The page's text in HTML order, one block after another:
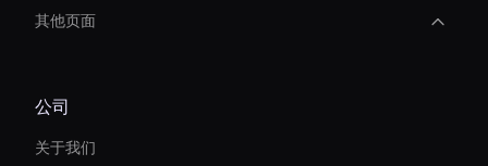
其他页面
Ai Avatar For Customer Service
Video Conferencing Ai
公司
关于我们